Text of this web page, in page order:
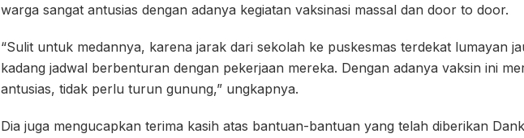
warga sangat antusias dengan adanya kegiatan vaksinasi massal dan door to door.
“Sulit untuk medannya, karena jarak dari sekolah ke puskesmas terdekat lumayan
kadang jadwal berbenturan dengan pekerjaan mereka. Dengan adanya vaksin ini
antusias, tidak perlu turun gunung,” ungkapnya.
Dia juga mengucapkan terima kasih atas bantuan-bantuan yang telah diberikan